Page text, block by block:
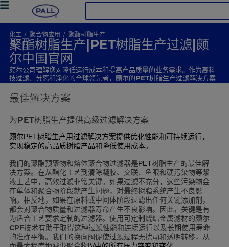
化工 聚合物应用 聚酯树脂生产
聚酯树脂生产|PET树脂生产过滤|颇
尔中国官网
颇尔公司理解您对降低运行成本和提高产品质量的业务需求。作为高科
技过滤、分离和净化的全球领先者，颇尔的PET树脂生产过滤解决方案
准备好了解颇尔高性能过滤解决方案会如何改进您的业务？请联系颇尔
的过滤专家团队，了解更多信息。
最佳解决方案
为PET树脂生产提供高级过滤解决方案
颇尔PET树脂生产用过滤解决方案提供优化性能和可持续运行，
实现稳定的高品质树脂产品和降低使用成本。
我们的聚酯预聚物和熔体聚合物过滤器是PET树脂生产的最佳解
决方案。在从酯化工艺到清除凝胶、交联、鱼眼和硬污染物等浆
液工艺中，高效过滤非常关键。如果过滤不充分，这些污染物会
在单体和聚合物阶段就产生问题，对最终树脂系统产生不良影
响。相反地，如果在原料或中间体阶段过滤出任何关键添加剂，
都会对聚合物质量和过滤器寿命产生不良影响。因此，关键是有
为适合工艺要求定制的过滤器。使用可定制烧结金属滤材的颇尔
CPF技术有助于取得这种过滤性能和连续运行以及长期使用寿命
的准确平衡。我们的换向阀促使过滤过程无扰动和透明转移，从